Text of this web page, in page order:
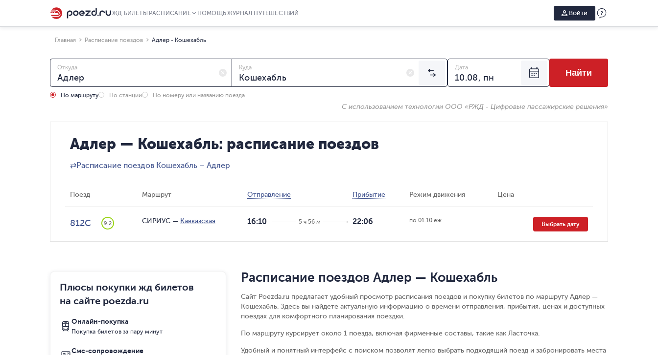
ЖД БИЛЕТЫ РАСПИСАНИЕ ПОМОЩЬЖУРНАЛ ПУТЕШЕСТВИЙ Войти
Главная Расписание поездов Адлер - Кошехабль
Откуда Куда
По маршруту По станции По номеру или названию поезда
Дата
Найти
С использованием технологии ООО «РЖД - Цифровые пассажирские решения»
Адлер — Кошехабль: расписание поездов
⇄Расписание поездов Кошехабль – Адлер
Поезд Маршрут Отправление Прибытие Режим движения Цена
812С 9.2 СИРИУС — Кавказская 16:10 5 ч 56 м 22:06 по 01.10 еж
Выбрать дату
Расписание поездов Адлер — Кошехабль
Сайт Poezda.ru предлагает удобный просмотр расписания поездов и покупку билетов по маршруту Адлер —
Кошехабль. Здесь вы найдете актуальную информацию о времени отправления, прибытия, ценах и доступных
поездах для комфортного планирования поездки.
По маршруту курсирует около 1 поезда, включая фирменные составы, такие как Ласточка.
Удобный и понятный интерфейс с поиском позволят легко выбрать подходящий поезд и забронировать места
Плюсы покупки жд билетов
на сайте poezda.ru
Онлайн-покупка
Покупка билетов за пару минут
Смс-сопровождение